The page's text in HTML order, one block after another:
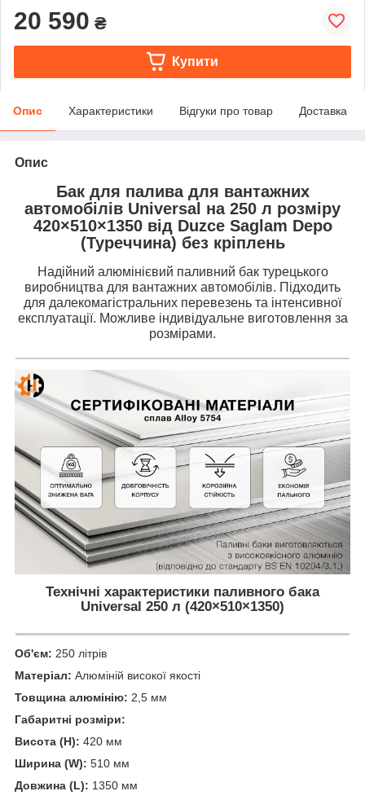
20 590 ₴
Купити
Опис Характеристики Відгуки про товар Доставка
Опис
Бак для палива для вантажних
автомобілів Universal на 250 л розміру
420×510×1350 від Duzce Saglam Depo
(Туреччина) без кріплень
Надійний алюмінієвий паливний бак турецького
виробництва для вантажних автомобілів. Підходить
для далекомагістральних перевезень та інтенсивної
експлуатації. Можливе індивідуальне виготовлення за
розмірами.
Технічні характеристики паливного бака
Universal 250 л (420×510×1350)
Об'єм: 250 літрів
Матеріал: Алюміній високої якості
Товщина алюмінію: 2,5 мм
Габаритні розміри:
Висота (H): 420 мм
Ширина (W): 510 мм
Довжина (L): 1350 мм